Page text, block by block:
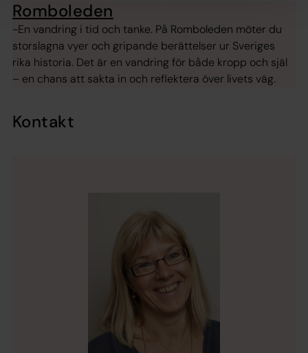
Romboleden
-En vandring i tid och tanke. På Romboleden möter du
storslagna vyer och gripande berättelser ur Sveriges
rika historia. Det är en vandring för både kropp och själ
– en chans att sakta in och reflektera över livets väg.
Kontakt